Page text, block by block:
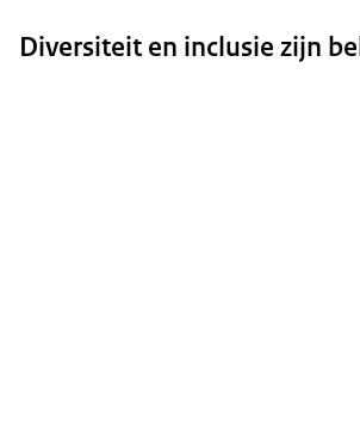
Diversiteit en inclusie zijn